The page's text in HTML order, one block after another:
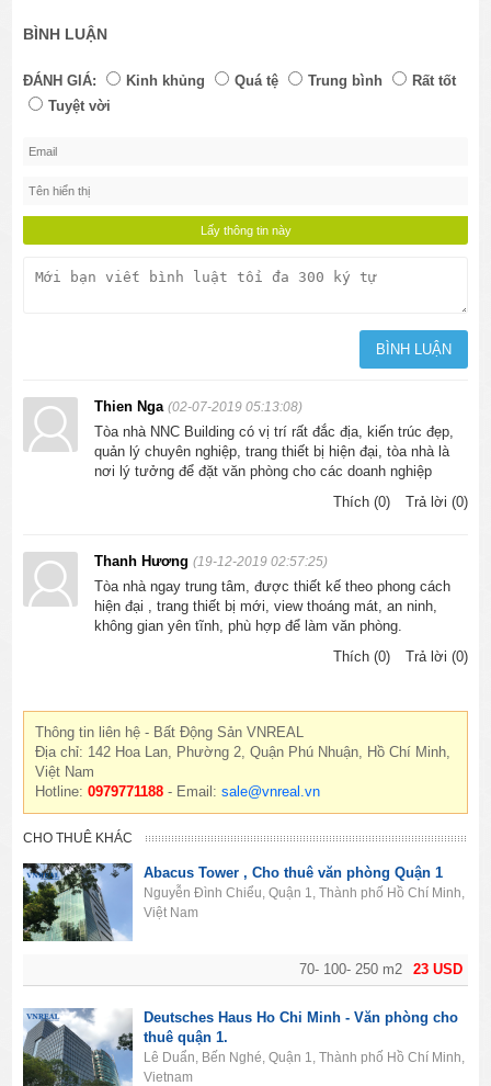
BÌNH LUẬN
ĐÁNH GIÁ: Kinh khủng Quá tệ Trung bình
Rất tốt
Tuyệt vời
Thien Nga(02-07-2019 05:13:08)
Tòa nhà NNC Building có vị trí rất đắc địa, kiến trúc đẹp,
quản lý chuyên nghiệp, trang thiết bị hiện đại, tòa nhà là
nơi lý tưởng để đặt văn phòng cho các doanh nghiệp
Thích (0)
Trả lời (0)
Thanh Hương(19-12-2019 02:57:25)
Tòa nhà ngay trung tâm, được thiết kế theo phong cách
hiện đại , trang thiết bị mới, view thoáng mát, an ninh,
không gian yên tĩnh, phù hợp để làm văn phòng.
Thích (0)
Trả lời (0)
Thông tin liên hệ - Bất Động Sản VNREAL
Địa chỉ: 142 Hoa Lan, Phường 2, Quận Phú Nhuận, Hồ Chí Minh,
Việt Nam
Hotline:0979771188 - Email:sale@vnreal.vn
CHO THUÊ KHÁC
23 USD
70- 100- 250 m2
Abacus Tower , Cho thuê văn phòng Quận 1
Nguyễn Đình Chiểu, Quận 1, Thành phố Hồ Chí Minh,
Việt Nam
Deutsches Haus Ho Chi Minh - Văn phòng cho
thuê quận 1.
Lê Duẩn, Bến Nghé, Quận 1, Thành phố Hồ Chí Minh,
Vietnam